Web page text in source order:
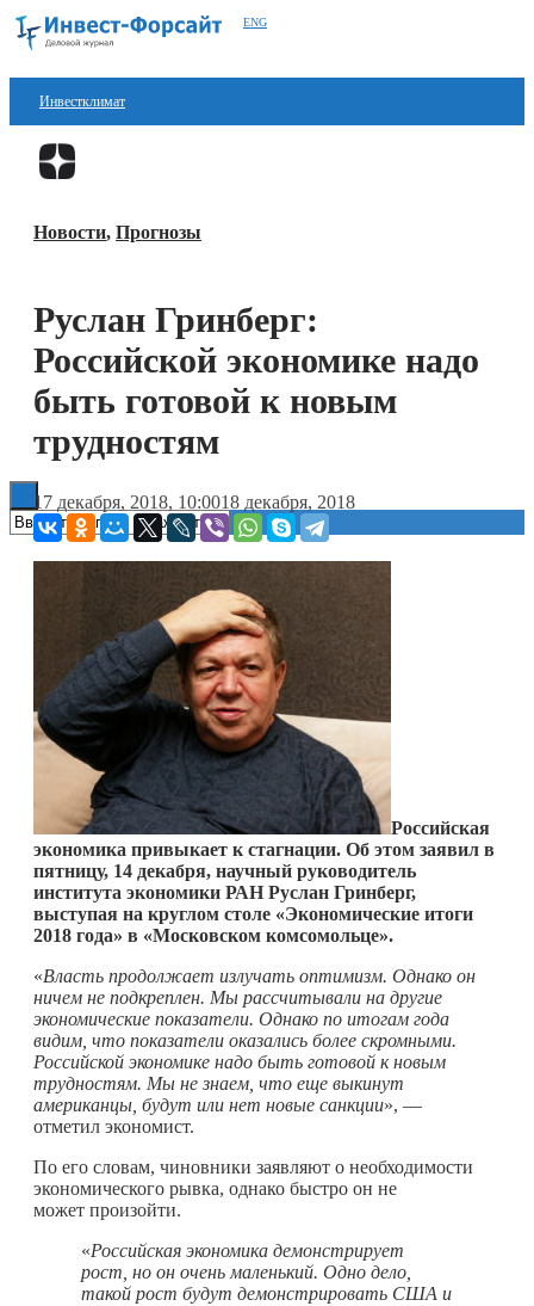
ENG
Инвестклимат
Финансы
Блокчейн
Технологии
ESG
Книги
Новости, Прогнозы
Руслан Гринберг:
Российской экономике надо
быть готовой к новым
трудностям
17 декабря, 2018, 10:0018 декабря, 2018
Российская
экономика привыкает к стагнации. Об этом заявил в
пятницу, 14 декабря, научный руководитель
института экономики РАН Руслан Гринберг,
выступая на круглом столе «Экономические итоги
2018 года» в «Московском комсомольце».
«Власть продолжает излучать оптимизм. Однако он
ничем не подкреплен. Мы рассчитывали на другие
экономические показатели. Однако по итогам года
видим, что показатели оказались более скромными.
Российской экономике надо быть готовой к новым
трудностям. Мы не знаем, что еще выкинут
американцы, будут или нет новые санкции», —
отметил экономист.
По его словам, чиновники заявляют о необходимости
экономического рывка, однако быстро он не
может произойти.
«Российская экономика демонстрирует
рост, но он очень маленький. Одно дело,
такой рост будут демонстрировать США и